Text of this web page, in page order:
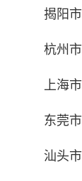
揭阳市
杭州市
上海市
东莞市
汕头市